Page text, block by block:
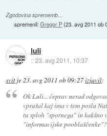
Zgodovina sprememb…
spremenil:Gregor P(23. avg 2011 ob
luli
::23. avg 2011, 10:37
svit je 23. avg 2011 ob 09:27izjavil:
Ok Luli... čeprav nerad
vprašal kaj ima v tem poslu
tu sploh "spornega" in kakšno
"informacijske pooblaščenke"?